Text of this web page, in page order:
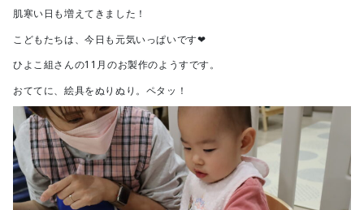
肌寒い日も増えてきました！
こどもたちは、今日も元気いっぱいです❤
ひよこ組さんの11月のお製作のようすです。
おててに、絵具をぬりぬり。ペタッ！